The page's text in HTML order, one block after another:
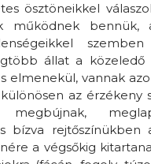
ösztöneikkel
működnek bennük,
állat a közeledő
elmenekül, vannak
az érzékeny
megbújnak,
bízva rejtőszínükben
a végsőkig